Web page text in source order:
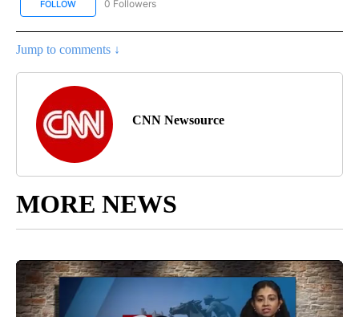
FOLLOW FOLLOW "CNN SPANISH" TO RECEIVE NOTIFICATIONS ABOUT
0 Followers
Jump to comments ↓
CNN Newsource
MORE NEWS